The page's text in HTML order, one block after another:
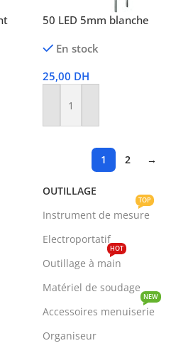
50 LED 5mm blanche
En stock
25,00 DH
Ajouter Au Panier
1 2 →
OUTILLAGE
Instrument de mesure
TOP
Electroportatif
Outillage à main
HOT
Matériel de soudage
Accessoires menuiserie
NEW
Organiseur